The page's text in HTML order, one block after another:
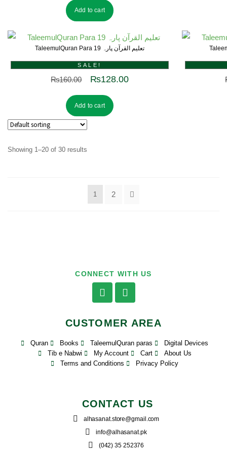
Add to cart
TaleemulQuran Para 19 تعلیم القرآن پارہ
SALE!
₨160.00 ₨128.00
Add to cart
Showing 1–20 of 30 results
1 2
CONNECT WITH US
CUSTOMER AREA
Quran Books TaleemulQuran paras
Digital Devices
Tib e Nabwi
My Account Cart
About Us
Terms and Conditions
Privacy Policy
CONTACT US
alhasanat.store@gmail.com
info@alhasanat.pk
(042) 35 252376